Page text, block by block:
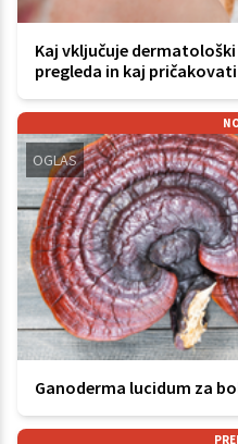
Kaj vključuje
pregleda in kaj pričakovati
OGLAS
Ganoderma lucidum za